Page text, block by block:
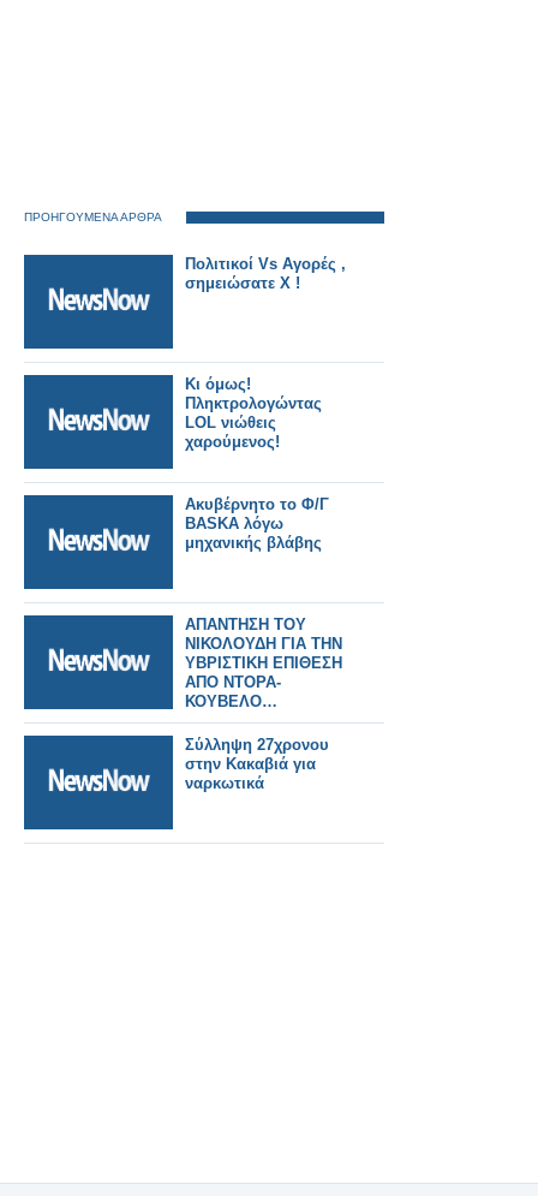
ΠΡΟΗΓΟΥΜΕΝΑ ΑΡΘΡΑ
Πολιτικοί Vs Αγορές ,
σημειώσατε Χ !
Κι όμως!
Πληκτρολογώντας
LOL νιώθεις
χαρούμενος!
Ακυβέρνητο το Φ/Γ
BASKA λόγω
μηχανικής βλάβης
AΠΑΝΤΗΣΗ ΤΟΥ
ΝΙΚΟΛΟΥΔΗ ΓΙΑ ΤΗΝ
ΥΒΡΙΣΤΙΚΗ ΕΠΙΘΕΣΗ
ΑΠΟ ΝΤΟΡΑ-
ΚΟΥΒΕΛΟ…
Σύλληψη 27χρονου
στην Κακαβιά για
ναρκωτικά